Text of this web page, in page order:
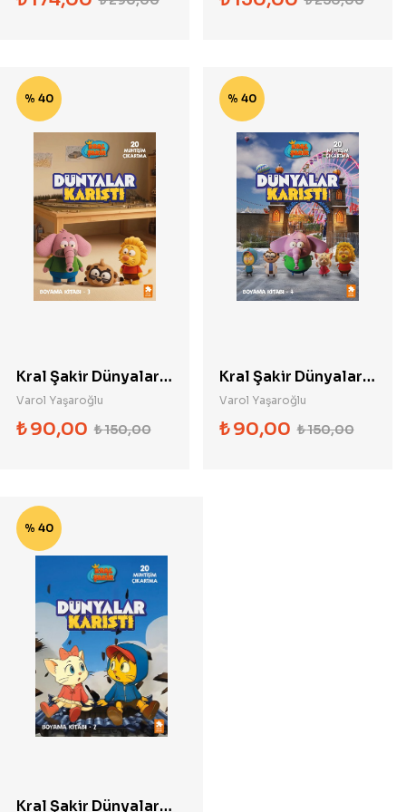
Dirençli Olmak İçin
% 40
Kral Şakir Dünyalar
Karıştı Boyama
Kitabı 3
Varol Yaşaroğlu
₺150,00
₺90,00
% 40
Kral Şakir Dünyalar
Karıştı Boyama
Kitabı 4
Varol Yaşaroğlu
₺150,00
₺90,00
% 40
Kral Şakir Dünyalar